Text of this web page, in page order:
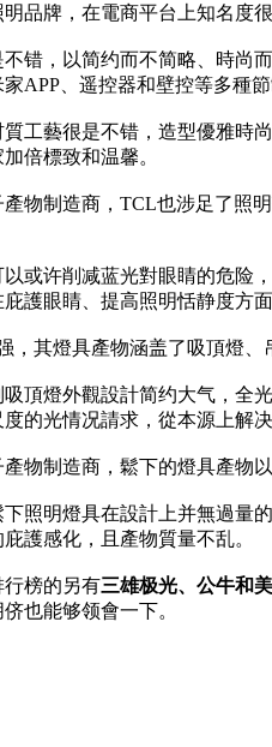
品牌，在電商平台上知名度
错，以简约而不简略、時尚
APP、遥控器和壁控等多種節
工藝很是不错，造型優雅時
倍標致和温馨。
物制造商，TCL也涉足了照
或许削减蓝光對眼睛的危险
護眼睛、提高照明恬静度方面
，其燈具產物涵盖了吸頂燈
頂燈外觀設計简约大气，全
的光情况請求，從本源上解
物制造商，鬆下的燈具產物
照明燈具在設計上并無過量
護感化，且產物質量不乱。
榜的另有三雄极光、公牛和
也能够领會一下。